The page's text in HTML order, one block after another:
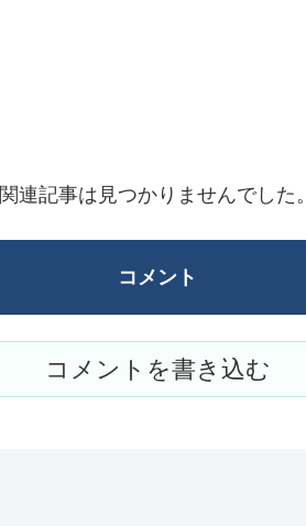
関連記事は見つかりませんでした。
コメント
コメントを書き込む